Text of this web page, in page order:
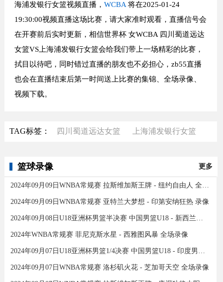
海浦发银行女篮视频直播， WCBA将在2025-01-24
19:30:00视频直播这场比赛，请大家准时观看，直播信号会
在开赛前后实时更新，相信世界杯 女WCBA 四川蜀道远达
女篮VS上海浦发银行女篮会给我们带上一场精彩的比赛，
拭目以待吧，同时错过直播的朋友也不必担心，zb55直播
也会在直播结束后第一时间送上比赛的集锦、全场录像、
视频下载。
TAG标签： 四川蜀道远达女篮 上海浦发银行女篮
篮球录像 更多
2024年09月09日WNBA常规赛 拉斯维加斯王牌 - 纽约自由人 全场录像
2024年09月09日WNBA常规赛 亚特兰大梦想 - 印第安纳狂热 录像
2024年09月08日U18亚洲杯男篮半决赛 中国男篮U18 - 新西兰男篮U18 录像
2024年WNBA常规赛 菲尼克斯水星 - 西雅图风暴 全场录像
2024年09月07日U18亚洲杯男篮1/4决赛 中国男篮U18 - 印度男篮U18 录像
2024年09月07日WNBA常规赛 洛杉矶火花 - 芝加哥天空 全场录像